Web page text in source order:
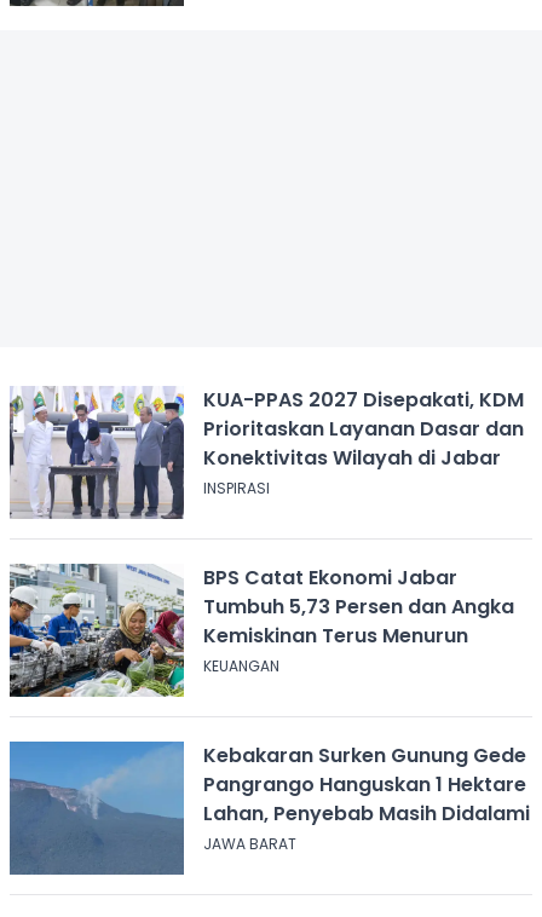
KUA-PPAS 2027 Disepakati, KDM
Prioritaskan Layanan Dasar dan
Konektivitas Wilayah di Jabar
INSPIRASI
BPS Catat Ekonomi Jabar
Tumbuh 5,73 Persen dan Angka
Kemiskinan Terus Menurun
KEUANGAN
Kebakaran Surken Gunung Gede
Pangrango Hanguskan 1 Hektare
Lahan, Penyebab Masih Didalami
JAWA BARAT